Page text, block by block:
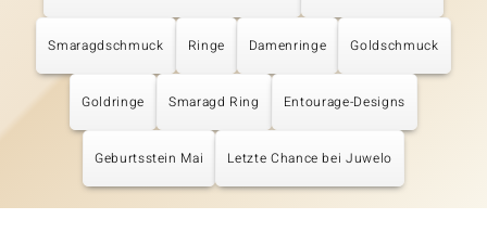
Smaragdschmuck Ringe Damenringe Goldschmuck
Goldringe Smaragd Ring Entourage-Designs
Geburtsstein Mai Letzte Chance bei Juwelo